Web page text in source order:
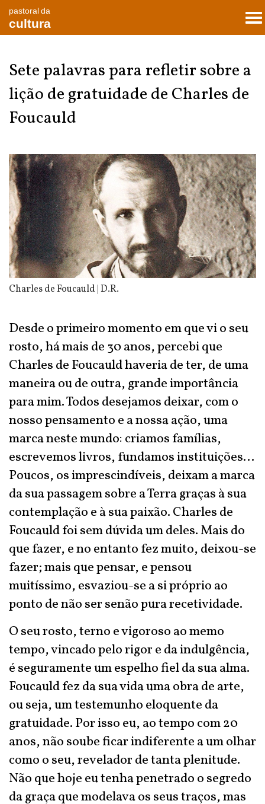
pastoral da
cultura
Sete palavras para refletir sobre a
lição de gratuidade de Charles de
Foucauld
Charles de Foucauld | D.R.
Desde o primeiro momento em que vi o seu
rosto, há mais de 30 anos, percebi que
Charles de Foucauld haveria de ter, de uma
maneira ou de outra, grande importância
para mim. Todos desejamos deixar, com o
nosso pensamento e a nossa ação, uma
marca neste mundo: criamos famílias,
escrevemos livros, fundamos instituições...
Poucos, os imprescindíveis, deixam a marca
da sua passagem sobre a Terra graças à sua
contemplação e à sua paixão. Charles de
Foucauld foi sem dúvida um deles. Mais do
que fazer, e no entanto fez muito, deixou-se
fazer; mais que pensar, e pensou
muitíssimo, esvaziou-se a si próprio ao
ponto de não ser senão pura recetividade.
O seu rosto, terno e vigoroso ao memo
tempo, vincado pelo rigor e da indulgência,
é seguramente um espelho fiel da sua alma.
Foucauld fez da sua vida uma obra de arte,
ou seja, um testemunho eloquente da
gratuidade. Por isso eu, ao tempo com 20
anos, não soube ficar indiferente a um olhar
como o seu, revelador de tanta plenitude.
Não que hoje eu tenha penetrado o segredo
da graça que modelava os seus traços, mas